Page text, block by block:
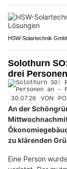
HSW-Solartechnik
Solothurn
drei
30.07.26 VON
An der
zu klärenden
Eine Person